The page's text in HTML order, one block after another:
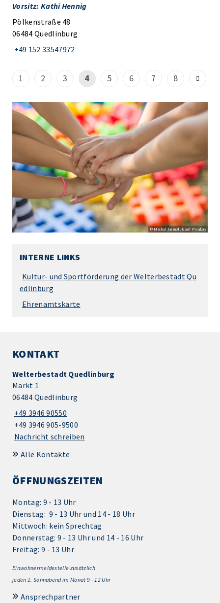
Vorsitz: Kathi Hennig
Pölkenstraße 48
06484 Quedlinburg
+49 152 33547972
1 2 3 4 5 6 7 8
© Michal Jarmoluk auf Pixabay
INTERNE LINKS
Kultur- und Sportförderung der Welterbestadt Qu
edlinburg
Ehrenamtskarte
KONTAKT
Welterbestadt Quedlinburg
Markt 1
06484 Quedlinburg
+49 3946 90550
+49 3946 905-9500
Nachricht schreiben
Alle Kontakte
ÖFFNUNGSZEITEN
Montag: 9 - 13 Uhr
Dienstag: 9 - 13 Uhr und 14 - 18 Uhr
Mittwoch: kein Sprechtag
Donnerstag: 9 - 13 Uhr und 14 - 16 Uhr
Freitag: 9 - 13 Uhr
Einwohnermeldestelle zusätzlich
jeden 1. Sonnabend im Monat 9 - 12 Uhr
Ansprechpartner